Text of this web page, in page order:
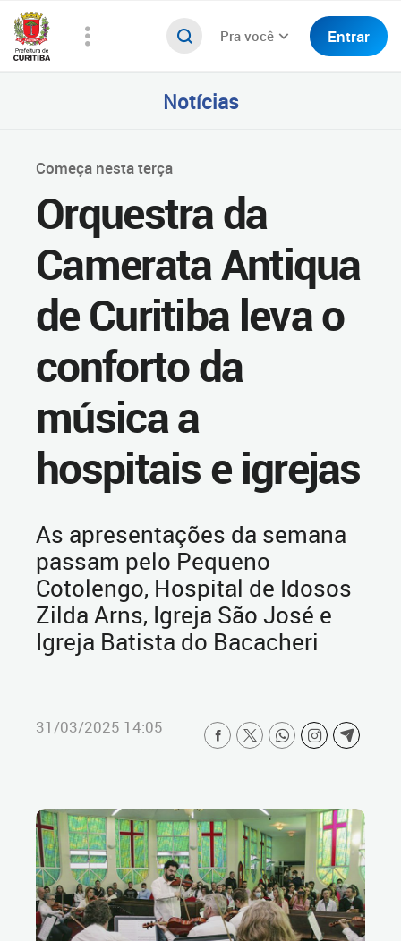
Pra você Entrar
Notícias
Começa nesta terça
Orquestra da
Camerata Antiqua
de Curitiba leva o
conforto da
música a
hospitais e igrejas
As apresentações da semana
passam pelo Pequeno
Cotolengo, Hospital de Idosos
Zilda Arns, Igreja São José e
Igreja Batista do Bacacheri
31/03/2025 14:05